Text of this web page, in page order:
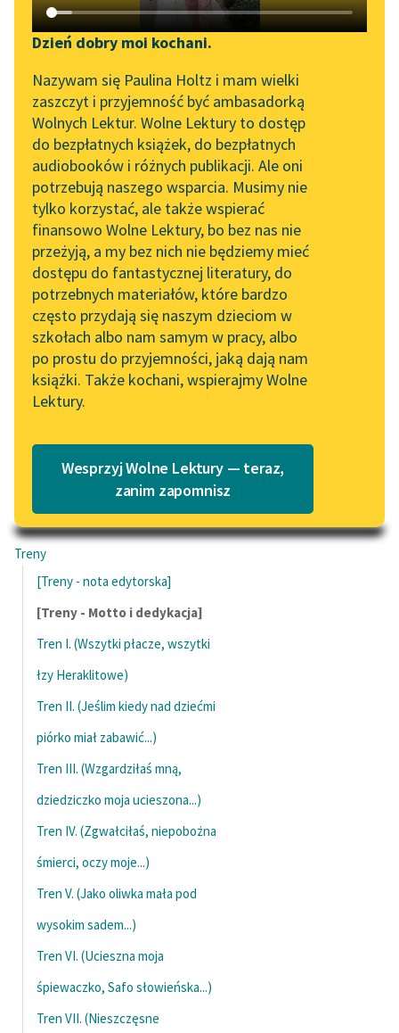
Katalog DAISY
Podkasty o książkach
Zgłoś brak utworu
Aktualności
„Prokurator Alicja Horn”
do słuchania
Byliśmy częścią AI Impact
Lab
Zapraszamy na spotkanie
online z tłumaczkami
literatury skandynawskiej
Spotkanie z Katarzyną
Tunkiel w Oslo
102. lata temu zmarł
Joseph Conrad
Lektury szkolne i klasyka
literatury do słuchania dla
uczennic i uczniów z
niepełnosprawnościami
E-kolekcja lektur
szkolnych i literatury do
uczniów z
niepełnosprawnościami
Feministyczne inspiracje.
Popularyzacja
feministycznej
Ręce pełne poezji
twórców przechodzących
do domeny publicznej,
Starego Testamentu
Odkurzamy bohaterów
Lektur
Narzędzia
Mapa Wolnych Lektur
Leśmianator
Przewodnik dla piszących i
czytających
API
OAI-PMH
Widget Wolnych Lektur
Przypisy
Katalog w formacie PDF
Dzień dobry moi kochani.
Nazywam się Paulina Holtz i mam wielki
zaszczyt i przyjemność być ambasadorką
Wolnych Lektur. Wolne Lektury to dostęp
do bezpłatnych książek, do bezpłatnych
audiobooków i różnych publikacji. Ale oni
potrzebują naszego wsparcia. Musimy nie
tylko korzystać, ale także wspierać
finansowo Wolne Lektury, bo bez nas nie
przeżyją, a my bez nich nie będziemy mieć
dostępu do fantastycznej literatury, do
potrzebnych materiałów, które bardzo
często przydają się naszym dzieciom w
szkołach albo nam samym w pracy, albo
po prostu do przyjemności, jaką dają nam
książki. Także kochani, wspierajmy Wolne
Lektury.
Wesprzyj Wolne Lektury — teraz,
zanim zapomnisz
Treny
[Treny - nota edytorska]
[Treny - Motto i dedykacja]
Tren I. (Wszytki płacze, wszytki
łzy Heraklitowe)
Tren II. (Jeślim kiedy nad dziećmi
piórko miał zabawić...)
Tren III. (Wzgardziłaś mną,
dziedziczko moja ucieszona...)
Tren IV. (Zgwałciłaś, niepobożna
śmierci, oczy moje...)
Tren V. (Jako oliwka mała pod
wysokim sadem...)
Tren VI. (Ucieszna moja
śpiewaczko, Safo słowieńska...)
Tren VII. (Nieszczęsne
pobierz audiobook
pobierz książkę
czytaj online
Czyta: Paweł Paprocki, reż. Gosia Kozera
1×